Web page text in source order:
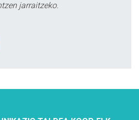
jarraitzeko.